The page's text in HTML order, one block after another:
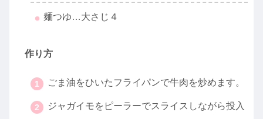
麺つゆ…大さじ４
作り方
ごま油をひいたフライパンで牛肉を炒めます。
ジャガイモをピーラーでスライスしながら投入